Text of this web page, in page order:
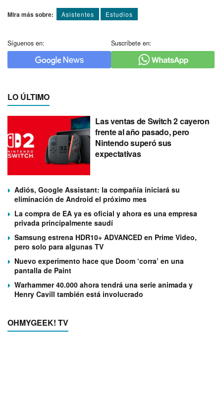
Mira más sobre: Asistentes Estudios
Síguenos en: Suscríbete en:
LO ÚLTIMO
Las ventas de Switch 2 cayeron
frente al año pasado, pero
Nintendo superó sus
expectativas
Adiós, Google Assistant: la compañía iniciará su
eliminación de Android el próximo mes
La compra de EA ya es oficial y ahora es una empresa
privada principalmente saudí
Samsung estrena HDR10+ ADVANCED en Prime Video,
pero solo para algunas TV
Nuevo experimento hace que Doom ‘corra’ en una
pantalla de Paint
Warhammer 40.000 ahora tendrá una serie animada y
Henry Cavill también está involucrado
OHMYGEEK! TV